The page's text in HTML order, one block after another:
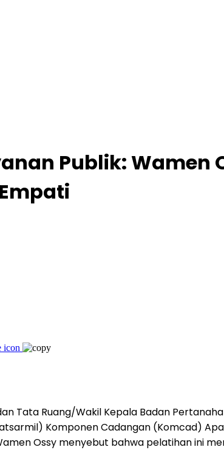
Publik: Wamen
Tata Ruang/Wakil Kepala Badan
Komponen Cadangan (Komcad)
Ossy menyebut bahwa pelatihan ini